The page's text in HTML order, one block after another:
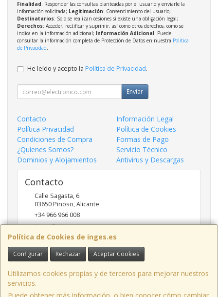
Política de Cookies de inges.es
Configurar Rechazar Aceptar Cookies
Utilizamos cookies propias y de terceros para mejorar nuestros
servicios.
Finalidad: Responder las consultas planteadas por el usuario y enviarle la
información solicitada; Legitimación: Consentimiento del usuario;
Destinatarios: Solo se realizan cesiones si existe una obligación legal;
Derechos: Acceder, rectificar y suprimir, así como otros derechos, como se
indica en la información adicional; Información Adicional: Puede
consultar la información completa de Protección de Datos en nuestra Política
de Privacidad.
He leído y acepto la Política de Privacidad.
Enviar
Contacto
Información Legal
Política Privacidad
Política de Cookies
Condiciones de Compra
Formas de Pago
¿Quienes Somos?
Servicio Técnico
Dominios y Alojamientos
Antivirus y Descargas
Contacto
Calle Sagasta, 6
03650Pinoso,Alicante
+34 966 966 008
inges@inges.es
Horario
9:00h - 14:00h y 17:00h - 19:30h